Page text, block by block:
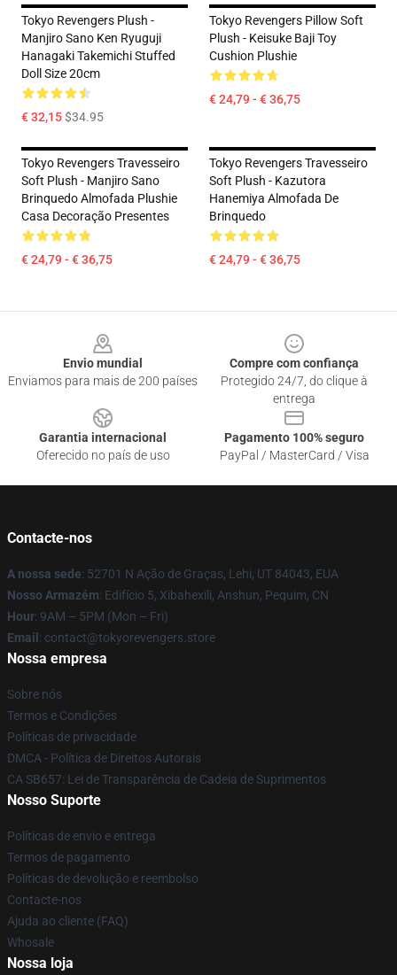
Tokyo Revengers Plush -
Manjiro Sano Ken Ryuguji
Hanagaki Takemichi Stuffed
Doll Size 20cm
€ 32,15$34.95
Tokyo Revengers Pillow Soft
Plush - Keisuke Baji Toy
Cushion Plushie
€ 24,79 - € 36,75
Tokyo Revengers Travesseiro
Soft Plush - Manjiro Sano
Brinquedo Almofada Plushie
Casa Decoração Presentes
€ 24,79 - € 36,75
Tokyo Revengers Travesseiro
Soft Plush - Kazutora
Hanemiya Almofada De
Brinquedo
€ 24,79 - € 36,75
Envio mundial
Enviamos para mais de 200 países
Compre com confiança
Protegido 24/7, do clique à
entrega
Garantia internacional
Oferecido no país de uso
Pagamento 100% seguro
PayPal / MasterCard / Visa
Contacte-nos
A nossa sede: 52701 N Ação de Graças, Lehi, UT 84043, EUA
Nosso Armazém: Edifício 5, Xibahexili, Anshun, Pequim, CN
Hour: 9AM – 5PM (Mon – Fri)
Email : contact@tokyorevengers.store
Nossa empresa
Sobre nós
Termos e Condições
Políticas de privacidade
DMCA - Política de Direitos Autorais
CA SB657: Lei de Transparência de Cadeia de Suprimentos
Nosso Suporte
Políticas de envio e entrega
Termos de pagamento
Políticas de devolução e reembolso
Contacte-nos
Ajuda ao cliente (FAQ)
Whosale
Nossa loja